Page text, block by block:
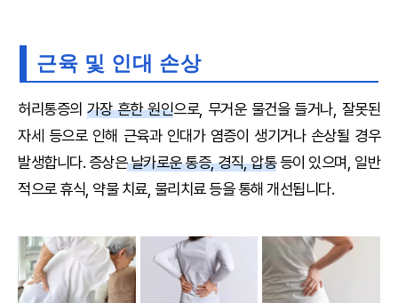
근육 및 인대 손상
허리통증의 가장 흔한 원인으로, 무거운 물건을 들거나, 잘못된
자세 등으로 인해 근육과 인대가 염증이 생기거나 손상될 경우
발생합니다. 증상은날카로운 통증, 경직, 압통등이 있으며, 일반
적으로 휴식, 약물 치료, 물리치료 등을 통해 개선됩니다.